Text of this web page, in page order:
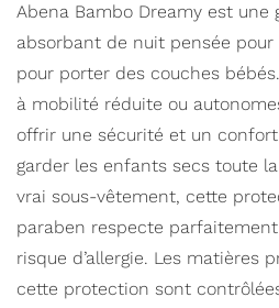
Abena Bambo Dreamy est une
absorbant de nuit pensée
pour porter des couches
à mobilité réduite ou
offrir une sécurité et un
garder les enfants secs toute
vrai sous-vêtement, cette
paraben respecte
risque d’allergie. Les matières
cette protection sont